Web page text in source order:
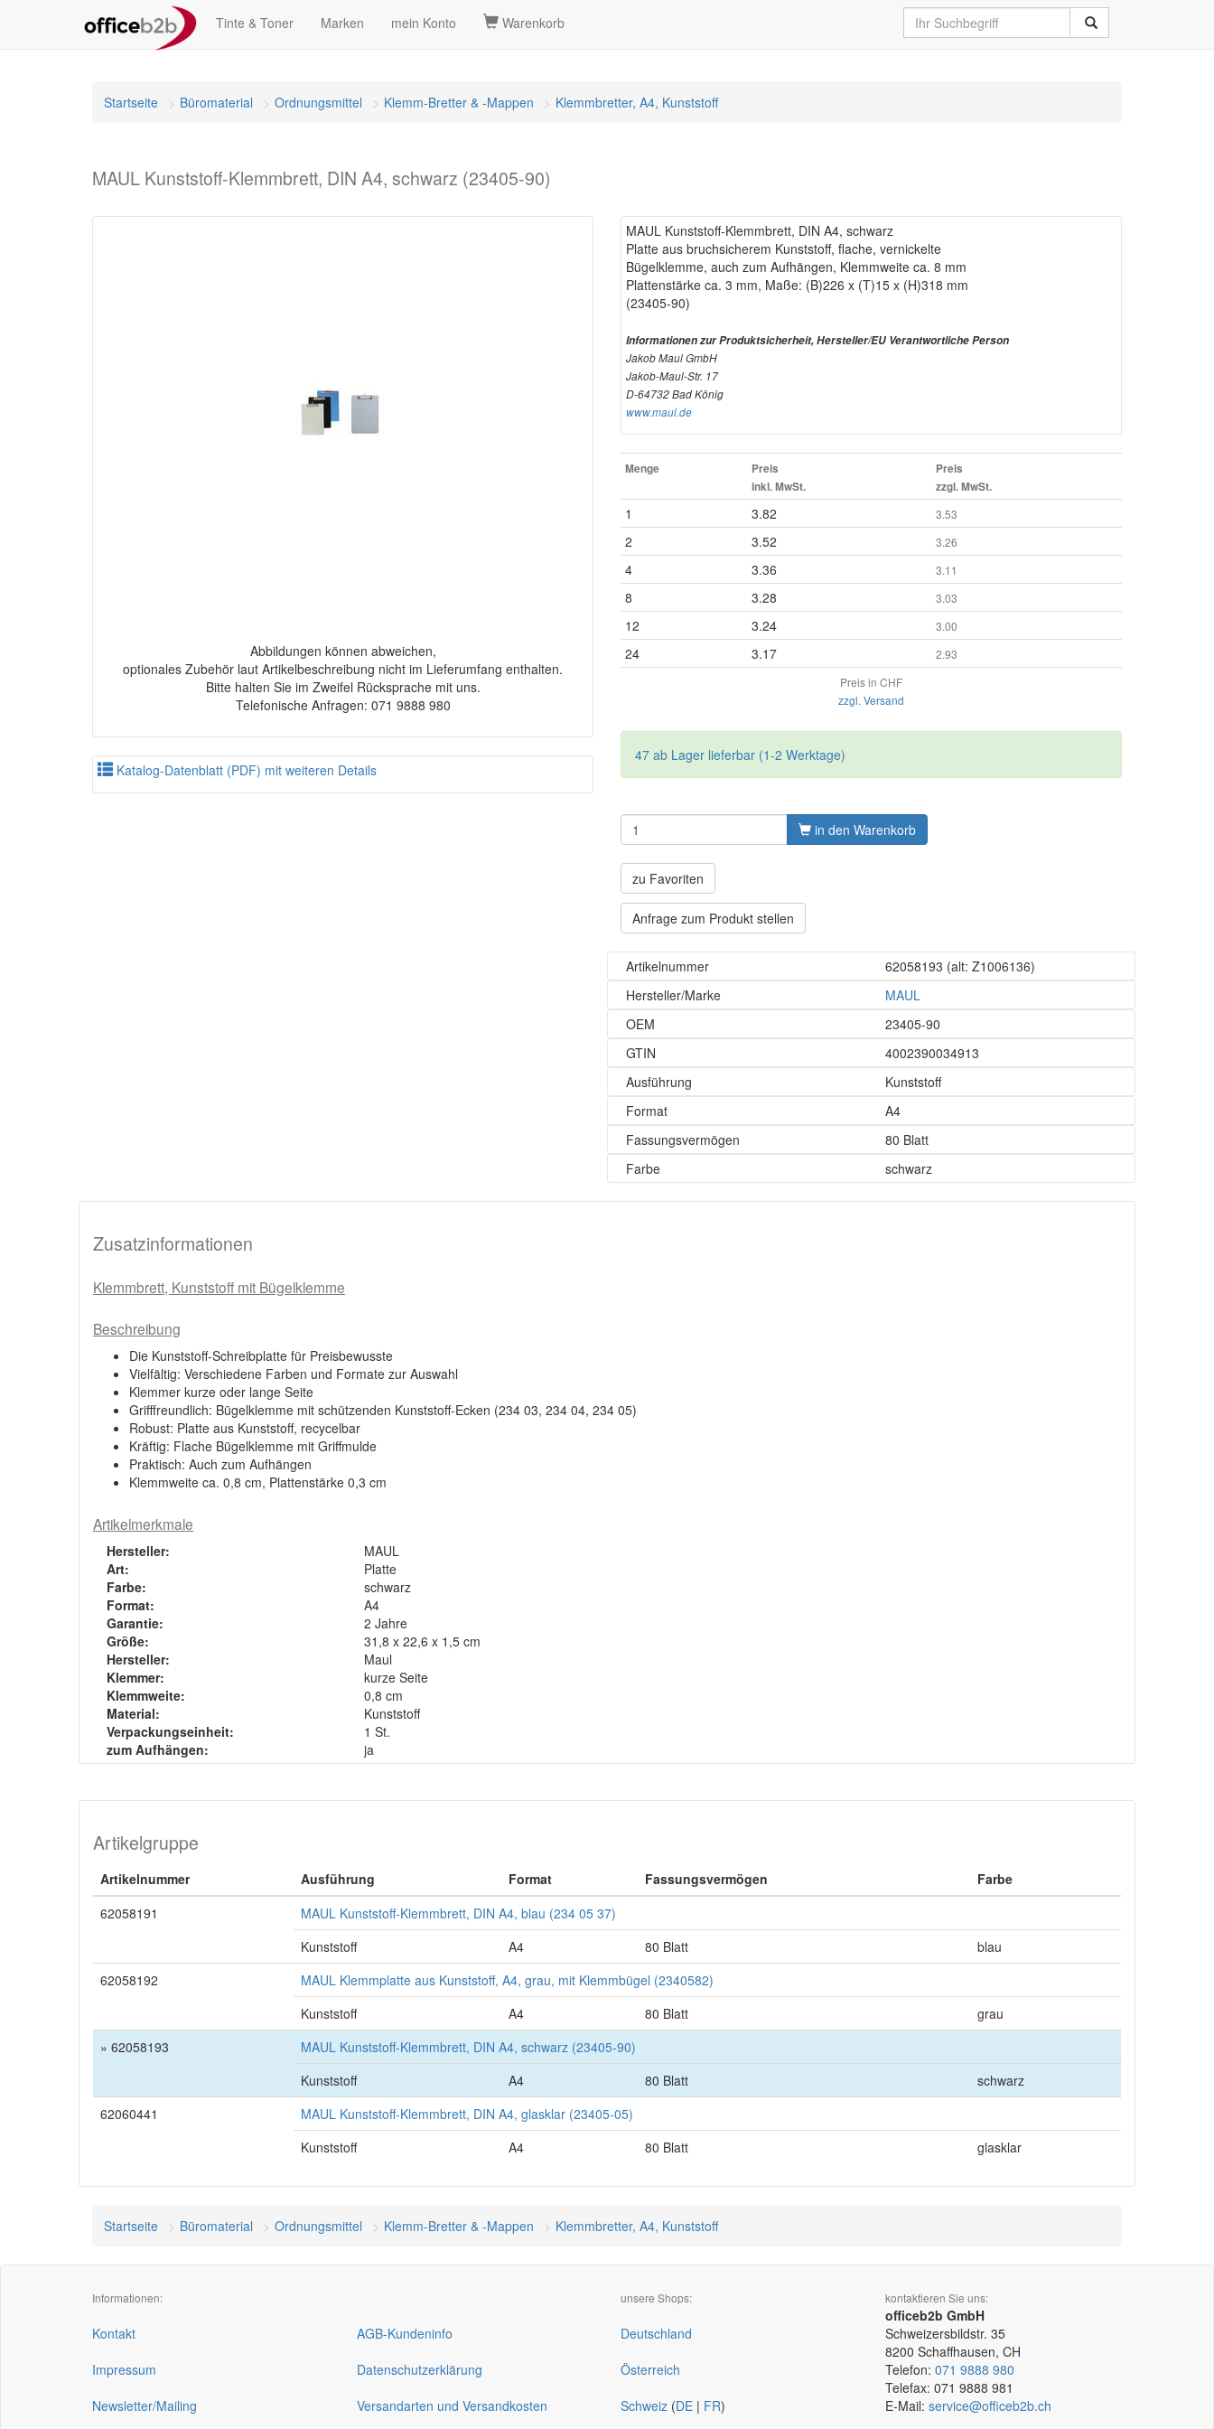
Tinte & Toner Marken mein Konto Warenkorb
Startseite Büromaterial Ordnungsmittel Klemm-Bretter & -Mappen Klemmbretter, A4, Kunststoff
MAUL Kunststoff-Klemmbrett, DIN A4, schwarz (23405-90)
Abbildungen können abweichen,
optionales Zubehör laut Artikelbeschreibung nicht im Lieferumfang enthalten.
Bitte halten Sie im Zweifel Rücksprache mit uns.
Telefonische Anfragen: 071 9888 980
Katalog-Datenblatt (PDF) mit weiteren Details
MAUL Kunststoff-Klemmbrett, DIN A4, schwarz
Platte aus bruchsicherem Kunststoff, flache, vernickelte
Bügelklemme, auch zum Aufhängen, Klemmweite ca. 8 mm
Plattenstärke ca. 3 mm, Maße: (B)226 x (T)15 x (H)318 mm
(23405-90)
Informationen zur Produktsicherheit, Hersteller/EU Verantwortliche Person
Jakob Maul GmbH
Jakob-Maul-Str. 17
D-64732 Bad König
www.maul.de
Menge
Preis
inkl. MwSt.
Preis
zzgl. MwSt.
1 3.82 3.53
2 3.52 3.26
4 3.36 3.11
8 3.28 3.03
12 3.24 3.00
24 3.17
2.93
Preis in CHF
zzgl. Versand
47 ab Lager lieferbar (1-2 Werktage)
in den Warenkorb
zu Favoriten
Anfrage zum Produkt stellen
Artikelnummer 62058193 (alt: Z1006136)
Hersteller/Marke
MAUL
OEM
23405-90
GTIN
4002390034913
Ausführung
Kunststoff
Format
A4
Fassungsvermögen
80 Blatt
Farbe
schwarz
Zusatzinformationen
Klemmbrett, Kunststoff mit Bügelklemme
Beschreibung
Die Kunststoff-Schreibplatte für Preisbewusste
Vielfältig: Verschiedene Farben und Formate zur Auswahl
Klemmer kurze oder lange Seite
Grifffreundlich: Bügelklemme mit schützenden Kunststoff-Ecken (234 03, 234 04, 234 05)
Robust: Platte aus Kunststoff, recycelbar
Kräftig: Flache Bügelklemme mit Griffmulde
Praktisch: Auch zum Aufhängen
Klemmweite ca. 0,8 cm, Plattenstärke 0,3 cm
Artikelmerkmale
Hersteller:
MAUL
Art:
Platte
Farbe:
schwarz
Format:
A4
Garantie:
2 Jahre
Größe:
31,8 x 22,6 x 1,5 cm
Hersteller:
Maul
Klemmer:
kurze Seite
Klemmweite:
0,8 cm
Material:
Kunststoff
Verpackungseinheit:
1 St.
zum Aufhängen:
ja
Artikelgruppe
Artikelnummer Ausführung Format Fassungsvermögen
Farbe
62058191
MAUL Kunststoff-Klemmbrett, DIN A4, blau (234 05 37)
Kunststoff
A4 80 Blatt
blau
62058192
MAUL Klemmplatte aus Kunststoff, A4, grau, mit Klemmbügel (2340582)
Kunststoff
A4 80 Blatt
grau
» 62058193
MAUL Kunststoff-Klemmbrett, DIN A4, schwarz (23405-90)
Kunststoff
A4 80 Blatt
schwarz
62060441
MAUL Kunststoff-Klemmbrett, DIN A4, glasklar (23405-05)
Kunststoff
A4 80 Blatt glasklar
Startseite Büromaterial Ordnungsmittel Klemm-Bretter & -Mappen Klemmbretter, A4, Kunststoff
Informationen:
Kontakt
Impressum
Newsletter/Mailing
AGB-Kundeninfo
Datenschutzerklärung
Versandarten und Versandkosten
unsere Shops:
Deutschland
Österreich
Schweiz (DE | FR)
kontaktieren Sie uns:
officeb2b GmbH
Schweizersbildstr. 35
8200 Schaffhausen, CH
Telefon: 071 9888 980
Telefax: 071 9888 981
E-Mail: service@officeb2b.ch